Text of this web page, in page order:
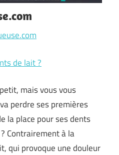
de lait ?
mais vous vous
perdre ses premières
la place pour ses dents
Contrairement à la
qui provoque une douleur